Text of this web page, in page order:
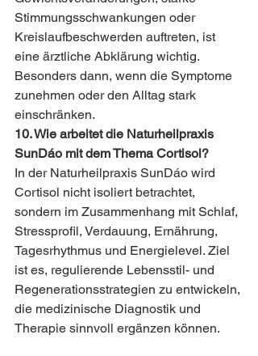
Stimmungsschwankungen oder
Kreislaufbeschwerden auftreten, ist
eine ärztliche Abklärung wichtig.
Besonders dann, wenn die Symptome
zunehmen oder den Alltag stark
einschränken.
10. Wie arbeitet die Naturheilpraxis
SunDáo mit dem Thema Cortisol?
In der Naturheilpraxis SunDáo wird
Cortisol nicht isoliert betrachtet,
sondern im Zusammenhang mit Schlaf,
Stressprofil, Verdauung, Ernährung,
Tagesrhythmus und Energielevel. Ziel
ist es, regulierende Lebensstil- und
Regenerationsstrategien zu entwickeln,
die medizinische Diagnostik und
Therapie sinnvoll ergänzen können.